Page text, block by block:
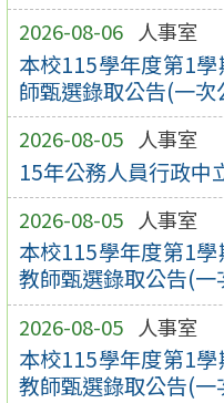
2026-08-06 人事室
本校115學年度第1
師甄選錄取公告(一次
2026-08-05 人事室
15年公務人員行政中
2026-08-05 人事室
本校115學年度第1
教師甄選錄取公告(
2026-08-05 人事室
本校115學年度第1
教師甄選錄取公告(